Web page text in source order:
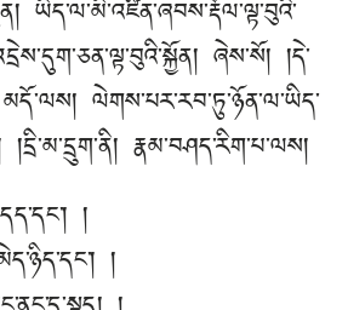
ཡིད་ལ་མི་འཛིན་ཞབས་རྡོལ་ལྟ་བུའི་
ཞེས་སོ། །དེ་
ལེགས་པར་རབ་ཏུ་ཉོན་ལ་ཡིད་
རྣམ་བཤད་རིག་པ་ལས།
།
།